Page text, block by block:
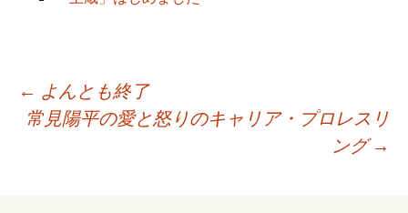
投
← よんとも終了
常見陽平の愛と怒りのキャリア・プロレスリ
ング→